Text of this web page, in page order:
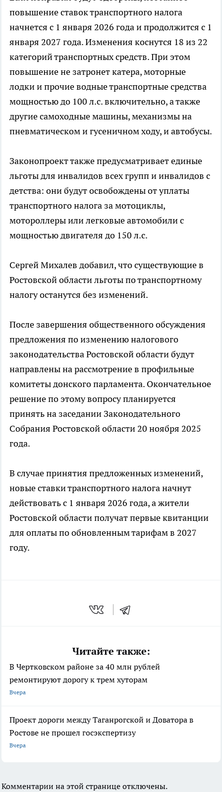
повышение ставок транспортного налога
начнется с 1 января 2026 года и продолжится с 1
января 2027 года. Изменения коснутся 18 из 22
категорий транспортных средств. При этом
повышение не затронет катера, моторные
лодки и прочие водные транспортные средства
мощностью до 100 л.с. включительно, а также
другие самоходные машины, механизмы на
пневматическом и гусеничном ходу, и автобусы.
Законопроект также предусматривает единые
льготы для инвалидов всех групп и инвалидов с
детства: они будут освобождены от уплаты
транспортного налога за мотоциклы,
мотороллеры или легковые автомобили с
мощностью двигателя до 150 л.с.
Сергей Михалев добавил, что существующие в
Ростовской области льготы по транспортному
налогу останутся без изменений.
После завершения общественного обсуждения
предложения по изменению налогового
законодательства Ростовской области будут
направлены на рассмотрение в профильные
комитеты донского парламента. Окончательное
решение по этому вопросу планируется
принять на заседании Законодательного
Собрания Ростовской области 20 ноября 2025
года.
В случае принятия предложенных изменений,
новые ставки транспортного налога начнут
действовать с 1 января 2026 года, а жители
Ростовской области получат первые квитанции
для оплаты по обновленным тарифам в 2027
году.
Читайте также:
В Чертковском районе за 40 млн рублей
ремонтируют дорогу к трем хуторам
Вчера
Проект дороги между Таганрогской и Доватора в
Ростове не прошел госэкспертизу
Вчера
Комментарии на этой странице отключены.